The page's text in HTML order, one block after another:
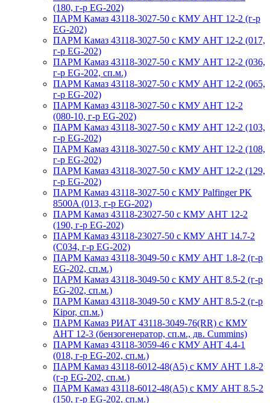
(180, г-р EG-202)
ПАРМ Камаз 43118-3027-50 с КМУ АНТ 12-2 (г-р
EG-202)
ПАРМ Камаз 43118-3027-50 с КМУ АНТ 12-2 (017,
г-р EG-202)
ПАРМ Камаз 43118-3027-50 с КМУ АНТ 12-2 (036,
г-р EG-202, сп.м.)
ПАРМ Камаз 43118-3027-50 с КМУ АНТ 12-2 (065,
г-р EG-202)
ПАРМ Камаз 43118-3027-50 с КМУ АНТ 12-2
(080-10, г-р EG-202)
ПАРМ Камаз 43118-3027-50 с КМУ АНТ 12-2 (103,
г-р EG-202)
ПАРМ Камаз 43118-3027-50 с КМУ АНТ 12-2 (108,
г-р EG-202)
ПАРМ Камаз 43118-3027-50 с КМУ АНТ 12-2 (129,
г-р EG-202)
ПАРМ Камаз 43118-3027-50 с КМУ Palfinger PK
8500A (013, г-р EG-202)
ПАРМ Камаз 43118-23027-50 с КМУ АНТ 12-2
(190, г-р EG-202)
ПАРМ Камаз 43118-23027-50 с КМУ АНТ 14.7-2
(С034, г-р EG-202)
ПАРМ Камаз 43118-3049-50 с КМУ АНТ 1.8-2 (г-р
EG-202, сп.м.)
ПАРМ Камаз 43118-3049-50 с КМУ АНТ 8.5-2 (г-р
EG-202, сп.м.)
ПАРМ Камаз 43118-3049-50 с КМУ АНТ 8.5-2 (г-р
Kipor, сп.м.)
ПАРМ Камаз РИАТ 43118-3049-76(RR) с КМУ
АНТ 12-3 (бензогенератор, сп.м., дв. Cummins)
ПАРМ Камаз 43118-3059-46 с КМУ АНТ 4.4-1
(018, г-р EG-202, сп.м.)
ПАРМ Камаз 43118-6012-48(А5) с КМУ АНТ 1.8-2
(г-р EG-202, сп.м.)
ПАРМ Камаз 43118-6012-48(А5) с КМУ АНТ 8.5-2
(150, г-р EG-202, сп.м.)